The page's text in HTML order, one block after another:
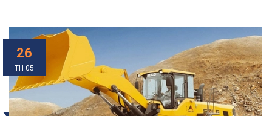
26
TH 05